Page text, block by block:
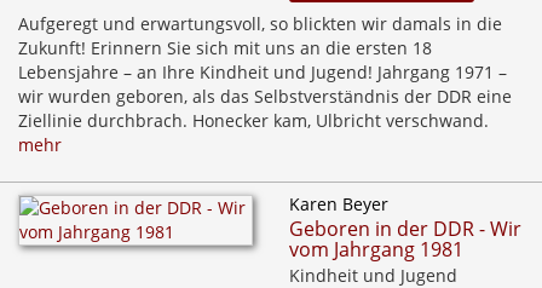
Aufgeregt und erwartungsvoll, so blickten wir damals in die
Zukunft! Erinnern Sie sich mit uns an die ersten 18
Lebensjahre – an Ihre Kindheit und Jugend! Jahrgang 1971 –
wir wurden geboren, als das Selbstverständnis der DDR eine
Ziellinie durchbrach. Honecker kam, Ulbricht verschwand.
mehr
Karen Beyer
Geboren in der DDR - Wir
vom Jahrgang 1981
Kindheit und Jugend